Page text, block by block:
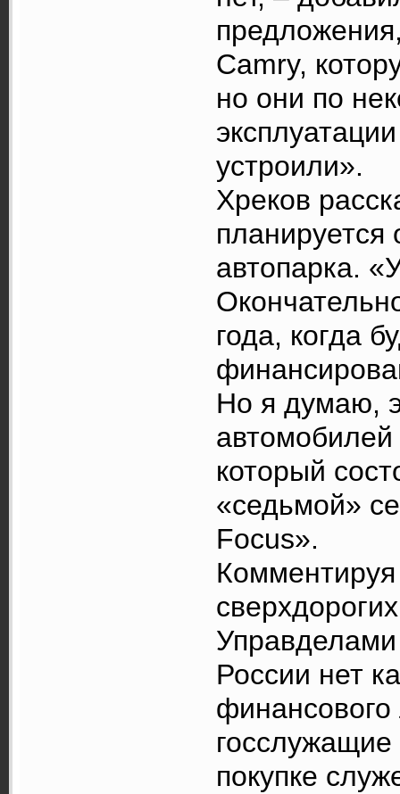
Camry,
но они по
устроили».
Хреков
автопарка.
года, когда
Но я думаю,
который
«седьмой»
Focus».
России нет
госслужащие
покупке